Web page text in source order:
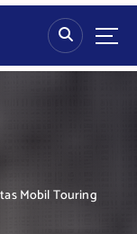
Mobil Touring